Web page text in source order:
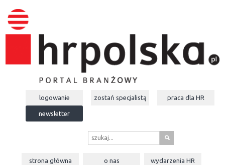
logowanie zostań specjalistą praca dla HR
newsletter
s
strona główna o nas wydarzeniaHR